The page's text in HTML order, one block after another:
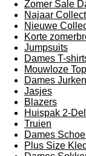
Zomer Sale
Najaar
Nieuwe
Korte
Jumpsuits
Dames T-
Mouwloze
Dames Jurken
Jasjes
Blazers
Huispak 2-
Truien
Dames
Plus Size